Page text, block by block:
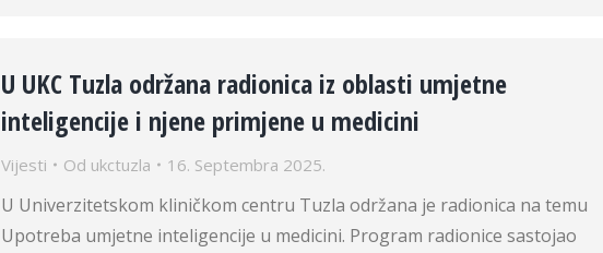
U UKC Tuzla održana radionica iz oblasti umjetne
inteligencije i njene primjene u medicini
Vijesti Od ukctuzla 16. Septembra 2025.
U Univerzitetskom kliničkom centru Tuzla održana je radionica na temu
Upotreba umjetne inteligencije u medicini. Program radionice sastojao